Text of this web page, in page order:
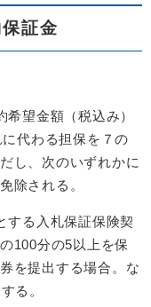
証金
望金額（税込み）
代わる担保を７の
し、次のいずれかに
除される。
る入札保証保険契
100分の5以上を保
を提出する場合。な
る。